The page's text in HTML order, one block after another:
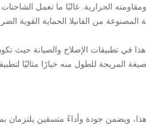
الحرارية. غالبًا ما تعمل الشاحنات
من الفانيلا الحماية القوية
في تطبيقات الإصلاح والصيانة حيث
المريحة للطول منه خيارًا مثاليًا
جودة وأداءً متسقين يلتزمان